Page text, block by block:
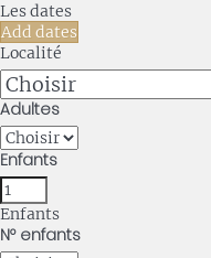
Les dates
Add dates
Localité
Adultes
Enfants
Enfants
Nº enfants